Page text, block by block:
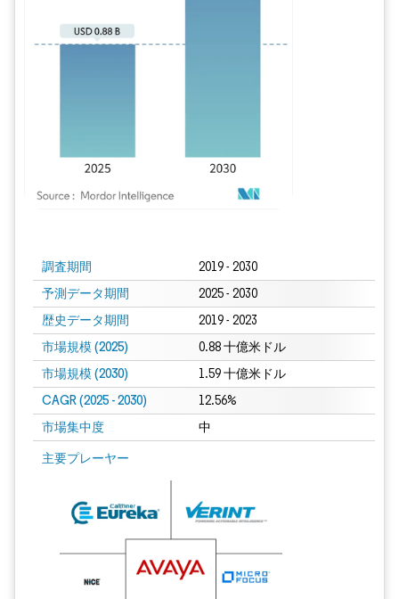
調査期間 2019 - 2030
予測データ期間 2025 - 2030
歴史データ期間 2019 - 2023
市場規模 (2025) 0.88 十億米ドル
市場規模 (2030) 1.59 十億米ドル
CAGR (2025 - 2030) 12.56%
市場集中度 中
主要プレーヤー